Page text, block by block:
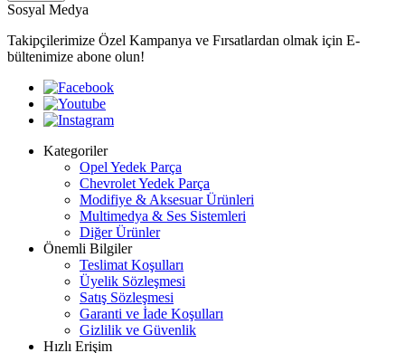
Sosyal Medya
Takipçilerimize Özel Kampanya ve Fırsatlardan olmak için E-
bültenimize abone olun!
Kategoriler
Opel Yedek Parça
Chevrolet Yedek Parça
Modifiye & Aksesuar Ürünleri
Multimedya & Ses Sistemleri
Diğer Ürünler
Önemli Bilgiler
Teslimat Koşulları
Üyelik Sözleşmesi
Satış Sözleşmesi
Garanti ve İade Koşulları
Gizlilik ve Güvenlik
Hızlı Erişim